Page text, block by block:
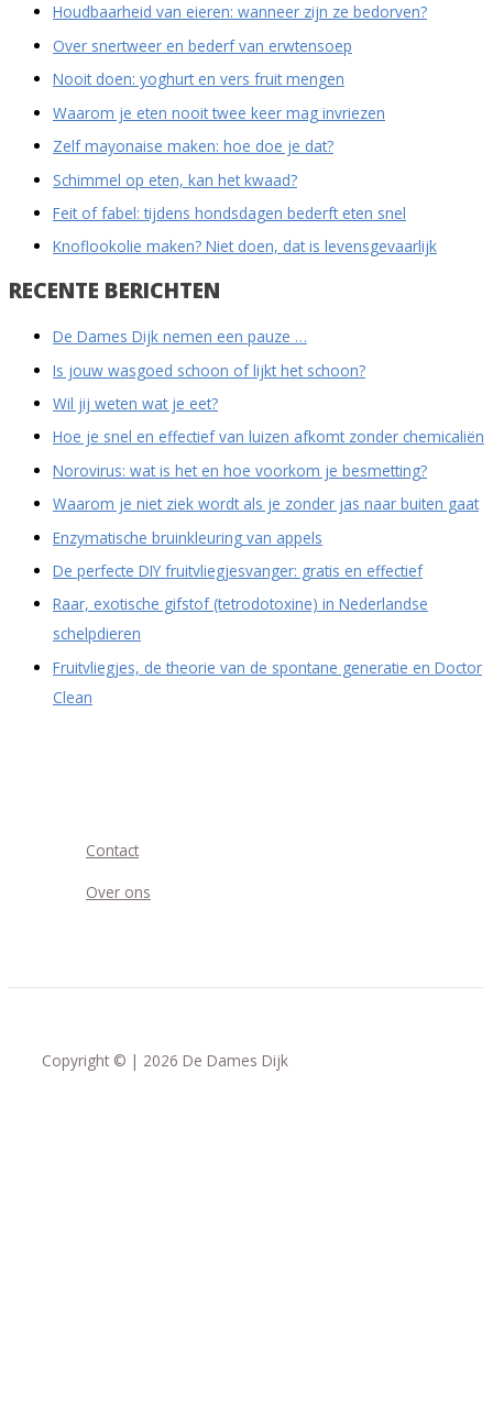
Houdbaarheid van eieren: wanneer zijn ze bedorven?
Over snertweer en bederf van erwtensoep
Nooit doen: yoghurt en vers fruit mengen
Waarom je eten nooit twee keer mag invriezen
Zelf mayonaise maken: hoe doe je dat?
Schimmel op eten, kan het kwaad?
Feit of fabel: tijdens hondsdagen bederft eten snel
Knoflookolie maken? Niet doen, dat is levensgevaarlijk
RECENTE BERICHTEN
De Dames Dijk nemen een pauze …
Is jouw wasgoed schoon of lijkt het schoon?
Wil jij weten wat je eet?
Hoe je snel en effectief van luizen afkomt zonder chemicaliën
Norovirus: wat is het en hoe voorkom je besmetting?
Waarom je niet ziek wordt als je zonder jas naar buiten gaat
Enzymatische bruinkleuring van appels
De perfecte DIY fruitvliegjesvanger: gratis en effectief
Raar, exotische gifstof (tetrodotoxine) in Nederlandse
schelpdieren
Fruitvliegjes, de theorie van de spontane generatie en Doctor
Clean
Contact
Over ons
Copyright © | 2026 De Dames Dijk